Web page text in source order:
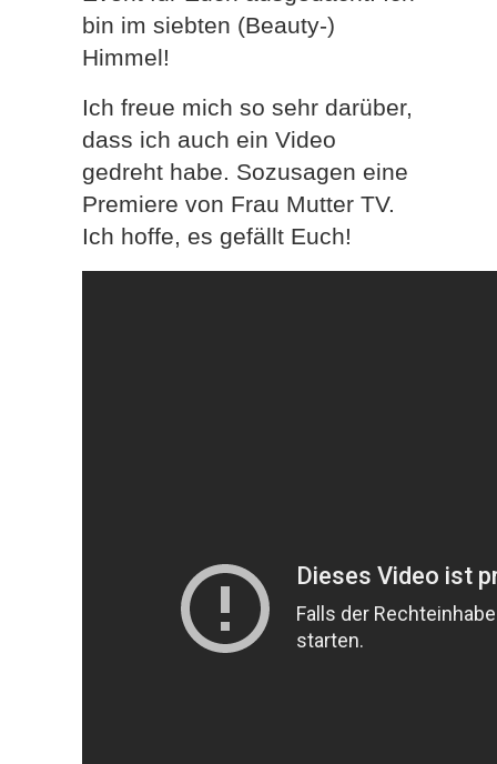
bin im siebten (Beauty-)
Himmel!
Ich freue mich so sehr darüber,
dass ich auch ein Video
gedreht habe. Sozusagen eine
Premiere von Frau Mutter TV.
Ich hoffe, es gefällt Euch!